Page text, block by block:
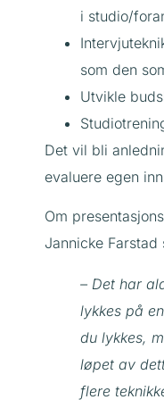
i studio/
som den
Utvikle
Det vil bli
evaluere egen
Om
Jannicke Farstad
– Det har
lykkes på
du lykkes,
løpet av
flere